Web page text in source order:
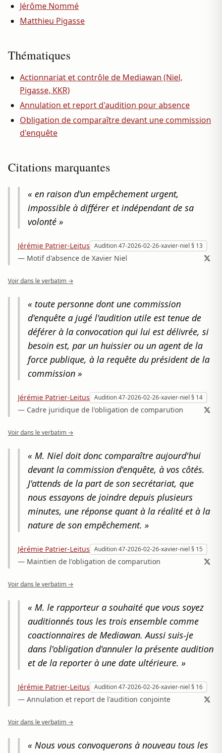
Jérôme Nommé
Matthieu Pigasse
Thématiques
Actionnariat et contrôle de Mediawan (Niel,
Pigasse, KKR)
Annulation et report d'audition pour absence
Obligation de comparaître devant une commission
d'enquête
Citations marquantes
« en raison d'un empêchement urgent,
impossible à différer et indépendant de sa
volonté »
Jérémie Patrier-Leitus Audition 47-2026-02-26-xavier-niel § 13
— Motif d'absence de Xavier Niel
Voir dans le verbatim →
« toute personne dont une commission
d'enquête a jugé l'audition utile est tenue de
déférer à la convocation qui lui est délivrée, si
besoin est, par un huissier ou un agent de la
force publique, à la requête du président de la
commission »
Jérémie Patrier-Leitus Audition 47-2026-02-26-xavier-niel § 14
— Cadre juridique de l'obligation de comparution
Voir dans le verbatim →
« M. Niel doit donc comparaître aujourd'hui
devant la commission d'enquête, à vos côtés.
J'attends de la part de son secrétariat, que
nous essayons de joindre depuis plusieurs
minutes, une réponse quant à la réalité et à la
nature de son empêchement. »
Jérémie Patrier-Leitus Audition 47-2026-02-26-xavier-niel § 15
— Maintien de l'obligation de comparution
Voir dans le verbatim →
« M. le rapporteur a souhaité que vous soyez
auditionnés tous les trois ensemble comme
coactionnaires de Mediawan. Aussi suis-je
dans l'obligation d'annuler la présente audition
et de la reporter à une date ultérieure. »
Jérémie Patrier-Leitus Audition 47-2026-02-26-xavier-niel § 16
— Annulation et report de l'audition conjointe
Voir dans le verbatim →
« Nous vous convoquerons à nouveau tous les